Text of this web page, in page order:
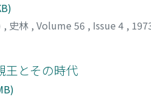
, 史林 , Volume 56 , Issue 4 ,
王とその時代